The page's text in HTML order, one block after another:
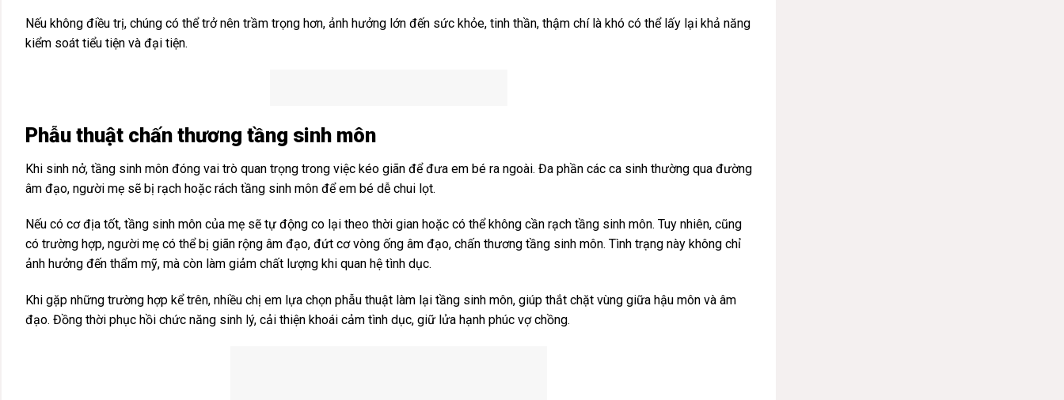
Nếu không điều trị, chúng có thể trở nên trầm trọng hơn, ảnh hưởng lớn đến sức khỏe, tinh thần, thậm chí là khó có thể lấy lại khả năng
kiểm soát tiểu tiện và đại tiện.
Phẫu thuật chấn thương tầng sinh môn
Khi sinh nở, tầng sinh môn đóng vai trò quan trọng trong việc kéo giãn để đưa em bé ra ngoài. Đa phần các ca sinh thường qua đường
âm đạo, người mẹ sẽ bị rạch hoặc rách tầng sinh môn để em bé dễ chui lọt.
Nếu có cơ địa tốt, tầng sinh môn của mẹ sẽ tự động co lại theo thời gian hoặc có thể không cần rạch tầng sinh môn. Tuy nhiên, cũng
có trường hợp, người mẹ có thể bị giãn rộng âm đạo, đứt cơ vòng ống âm đạo, chấn thương tầng sinh môn. Tình trạng này không chỉ
ảnh hưởng đến thẩm mỹ, mà còn làm giảm chất lượng khi quan hệ tình dục.
Khi gặp những trường hợp kể trên, nhiều chị em lựa chọn phẫu thuật làm lại tầng sinh môn, giúp thắt chặt vùng giữa hậu môn và âm
đạo. Đồng thời phục hồi chức năng sinh lý, cải thiện khoái cảm tình dục, giữ lửa hạnh phúc vợ chồng.